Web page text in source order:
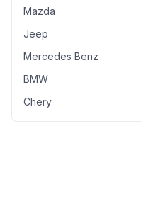
Mazda
Jeep
Mercedes Benz
BMW
Chery